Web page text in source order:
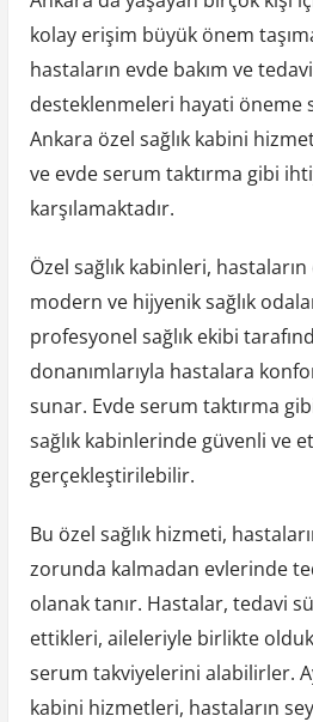
kolay erişim büyük önem
hastaların evde bakım ve
desteklenmeleri hayati öneme
Ankara özel sağlık kabini
ve evde serum taktırma gibi
karşılamaktadır.
Özel sağlık kabinleri,
modern ve hijyenik sağlık
profesyonel sağlık ekibi
donanımlarıyla hastalara
sunar. Evde serum taktırma
sağlık kabinlerinde güvenli ve
gerçekleştirilebilir.
Bu özel sağlık hizmeti,
zorunda kalmadan evlerinde
olanak tanır. Hastalar, tedavi
ettikleri, aileleriyle birlikte
serum takviyelerini alabilirler.
kabini hizmetleri, hastaların